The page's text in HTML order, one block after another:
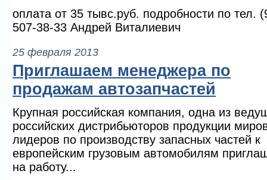
оплата от 35 тывс.руб. подробности по тел.
507-38-33 Андрей Виталиевич
25 февраля 2013
Приглашаем менеджера по
продажам автозапчастей
Крупная российская компания, одна из
российских дистрибьюторов продукции
лидеров по производству запасных частей к
европейским грузовым автомобилям
на работу...